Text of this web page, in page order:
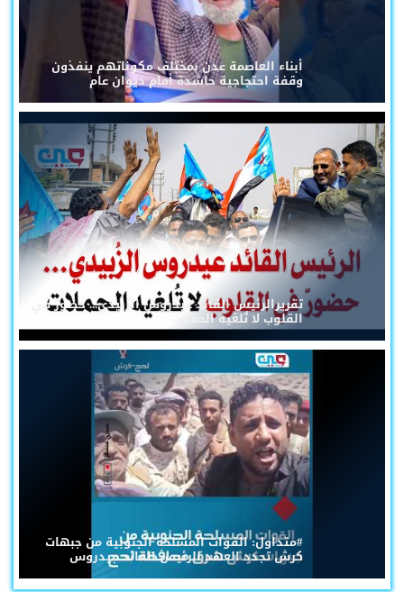
أبناء العاصمة عدن بمختلف مكوناتهم ينفذون
وقفة احتجاجية حاشدة أمام ديوان عام
تقريرالرئيس القائد عيدروس الزُبيدي... حضورٌ في
القلوب لا تُلغيه الحملات
#متداول: القوات المسلحة الجنوبية من جبهات
كرش تجدد العهد للرئيس القائد عيدروس